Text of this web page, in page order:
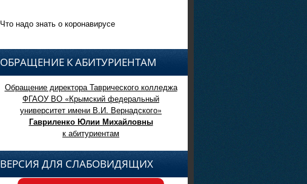
Что надо знать о коронавирусе
ОБРАЩЕНИЕ К АБИТУРИЕНТАМ
Обращение директора Таврического колледжа
ФГАОУ ВО «Крымский федеральный
университет имени В.И. Вернадского»
Гавриленко Юлии Михайловны
к абитуриентам
ВЕРСИЯ ДЛЯ СЛАБОВИДЯЩИХ